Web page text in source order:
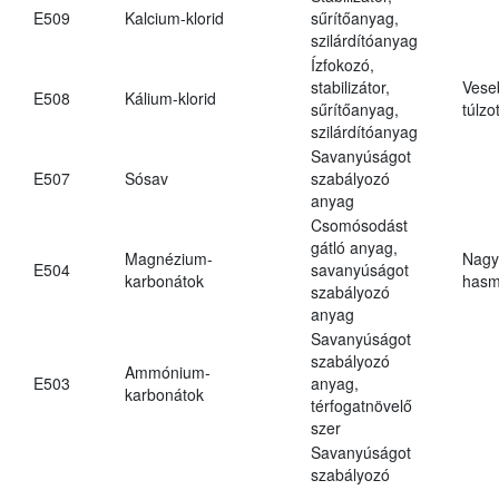
E509 Kalcium-klorid
sűrítőanyag,
szilárdítóanyag
E508 Kálium-klorid
Ízfokozó,
stabilizátor,
sűrítőanyag,
szilárdítóanyag
E507 Sósav
Savanyúságot
szabályozó
anyag
E504
Magnézium-
karbonátok
Csomósodást
gátló anyag,
savanyúságot
szabályozó
anyag
E503
Ammónium-
karbonátok
Savanyúságot
szabályozó
anyag,
térfogatnövelő
szer
Savanyúságot
szabályozó